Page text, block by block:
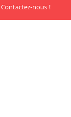
Contactez-nous !